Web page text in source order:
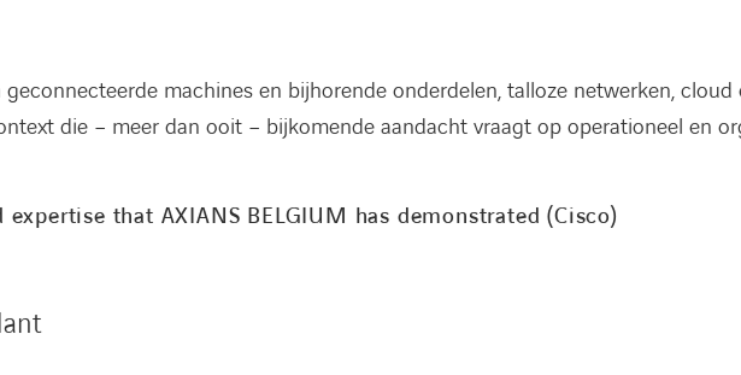
machines en bijhorende onderdelen, talloze netwerken, cloud
die – meer dan ooit – bijkomende aandacht vraagt op operationeel en
that AXIANS BELGIUM has demonstrated (Cisco)